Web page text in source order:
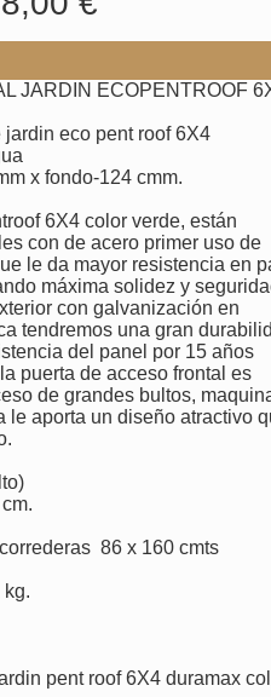
JARDIN ECOPENTROOF
eco pent roof 6X4
x fondo-124 cmm.
6X4 color verde, están
con de acero primer uso de
le da mayor resistencia en
máxima solidez y
con galvanización en
tendremos una gran
del panel por 15 años
puerta de acceso frontal es
de grandes bultos,
le aporta un diseño atractivo
86 x 160 cmts
kg.
pent roof 6X4 duramax